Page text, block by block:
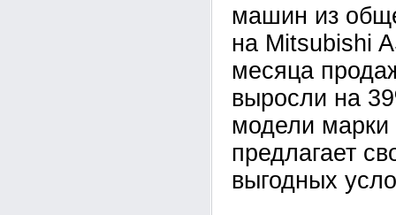
машин из
на Mitsubishi
месяца
выросли на
модели марки
предлагает
выгодных